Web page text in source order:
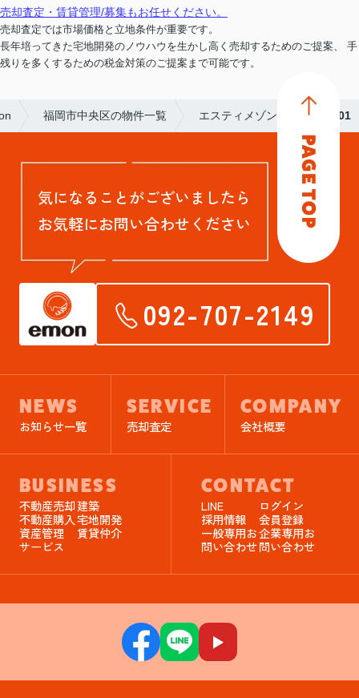
売却査定・賃貸管理/募集もお任せください。
売却査定では市場価格と立地条件が重要です。
長年培ってきた宅地開発のノウハウを生かし高く売却するためのご提案、 手
残りを多くするための税金対策のご提案まで可能です。
福岡市中央区の物件一覧 エスティメゾン薬院 801
気になることがございましたら
お気軽にお問い合わせください
092-707-2149
NEWS
お知らせ一覧
SERVICE
売却査定
COMPANY
会社概要
BUSINESS
不動産売却建築
不動産購入宅地開発
資産管理
サービス
賃貸仲介
CONTACT
LINE
ログイン
採用情報
会員登録
一般専用お
問い合わせ
企業専用お
問い合わせ